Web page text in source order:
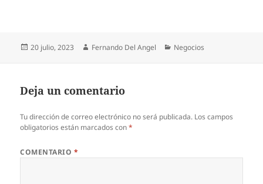
Publicado
20 julio, 2023 Autor
Fernando Del Angel Categorías
Negocios
Deja un comentario
Tu dirección de correo electrónico no será publicada. Los campos
obligatorios están marcados con*
COMENTARIO *